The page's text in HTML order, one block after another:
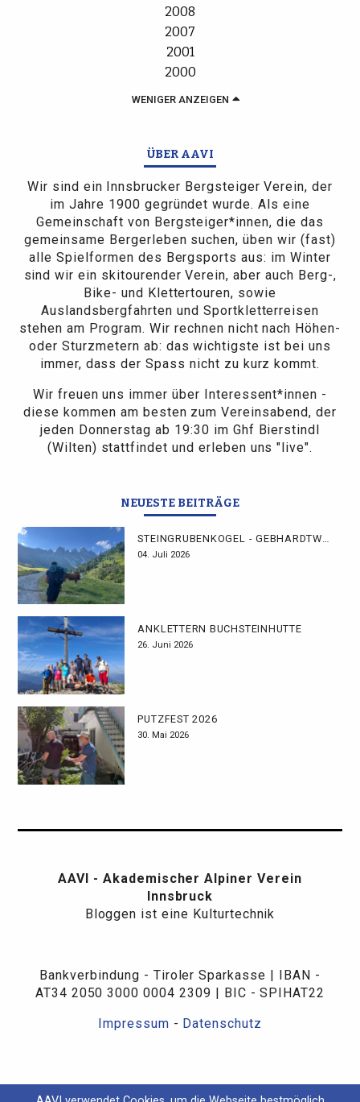
2008
2007
2001
2000
WENIGER ANZEIGEN
ÜBER AAVI
Wir sind ein Innsbrucker Bergsteiger Verein, der
im Jahre 1900 gegründet wurde. Als eine
Gemeinschaft von Bergsteiger*innen, die das
gemeinsame Bergerleben suchen, üben wir (fast)
alle Spielformen des Bergsports aus: im Winter
sind wir ein skitourender Verein, aber auch Berg-,
Bike- und Klettertouren, sowie
Auslandsbergfahrten und Sportkletterreisen
stehen am Program. Wir rechnen nicht nach Höhen-
oder Sturzmetern ab: das wichtigste ist bei uns
immer, dass der Spass nicht zu kurz kommt.
Wir freuen uns immer über Interessent*innen -
diese kommen am besten zum Vereinsabend, der
jeden Donnerstag ab 19:30 im Ghf Bierstindl
(Wilten) stattfindet und erleben uns "live".
NEUESTE BEITRÄGE
STEINGRUBENKOGEL - GEBHARDTWEG
04. Juli 2026
ANKLETTERN BUCHSTEINHÜTTE
26. Juni 2026
PUTZFEST 2026
30. Mai 2026
AAVI - Akademischer Alpiner Verein
Innsbruck
Bloggen ist eine Kulturtechnik
Bankverbindung - Tiroler Sparkasse | IBAN -
AT34 2050 3000 0004 2309 | BIC - SPIHAT22
Impressum - Datenschutz